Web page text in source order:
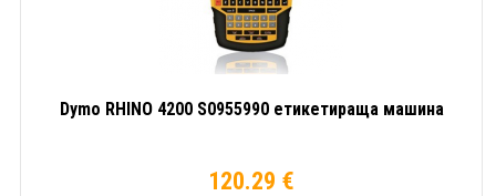
Dymo RHINO 4200 S0955990 етикетираща машина
120.29 €